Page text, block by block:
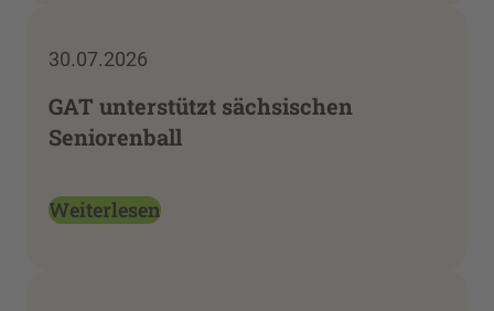
30.07.2026
GAT unterstützt sächsischen
Seniorenball
Weiterlesen